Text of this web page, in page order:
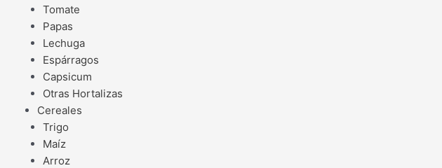
Tomate
Papas
Lechuga
Espárragos
Capsicum
Otras Hortalizas
Cereales
Trigo
Maíz
Arroz